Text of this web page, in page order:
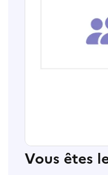
Vous êtes